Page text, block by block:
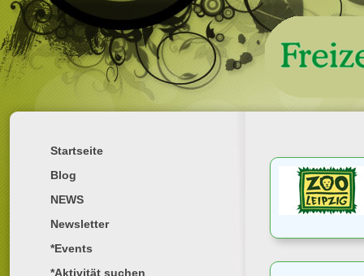
Startseite
Blog
NEWS
Newsletter
*Events
*Aktivität suchen